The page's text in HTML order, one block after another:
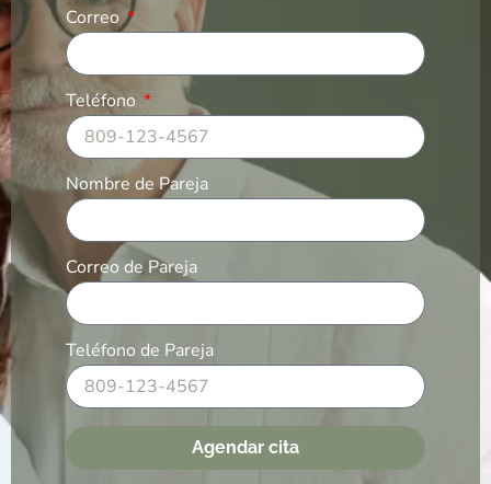
Correo
Teléfono
Nombre de Pareja
Correo de Pareja
Teléfono de Pareja
Agendar cita